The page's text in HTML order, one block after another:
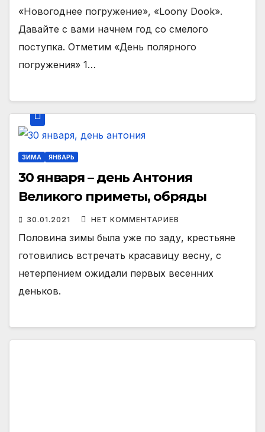
«Новогоднее погружение», «Loony Dook».
Давайте с вами начнем год со смелого
поступка. Отметим «День полярного
погружения» 1…
ЗИМА ЯНВАРЬ
30 января – день Антония
Великого приметы, обряды
30.01.2021 НЕТ КОММЕНТАРИЕВ
Половина зимы была уже по заду, крестьяне
готовились встречать красавицу весну, с
нетерпением ожидали первых весенних
деньков.